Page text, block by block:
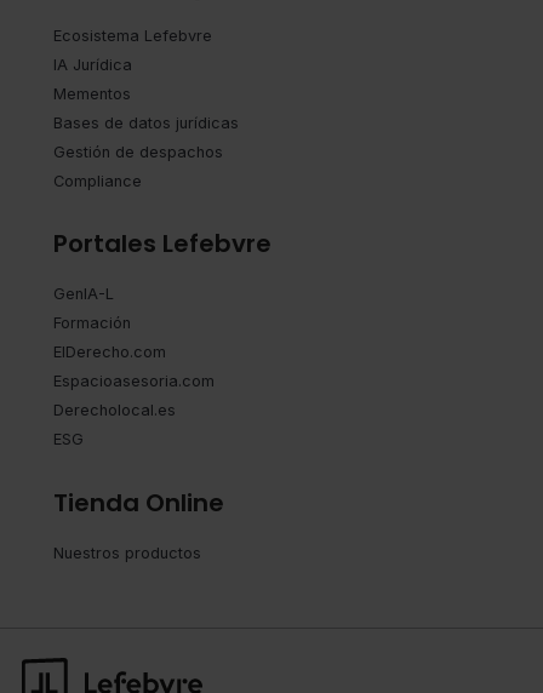
Ecosistema Lefebvre
IA Jurídica
Mementos
Bases de datos jurídicas
Gestión de despachos
Compliance
Portales Lefebvre
GenIA-L
Formación
ElDerecho.com
Espacioasesoria.com
Derecholocal.es
ESG
Tienda Online
Nuestros productos